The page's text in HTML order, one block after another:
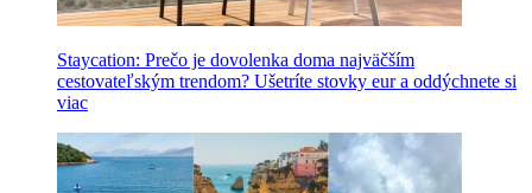
Staycation: Prečo je dovolenka doma najväčším
cestovateľským trendom? Ušetríte stovky eur a oddýchnete si
viac